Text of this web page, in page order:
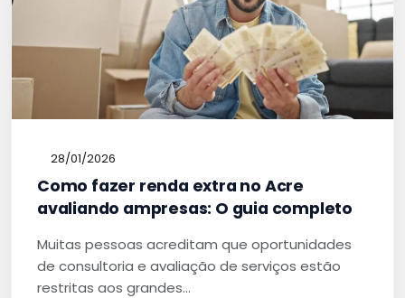
28/01/2026
Como fazer renda extra no Acre
avaliando ampresas: O guia completo
Muitas pessoas acreditam que oportunidades
de consultoria e avaliação de serviços estão
restritas aos grandes…